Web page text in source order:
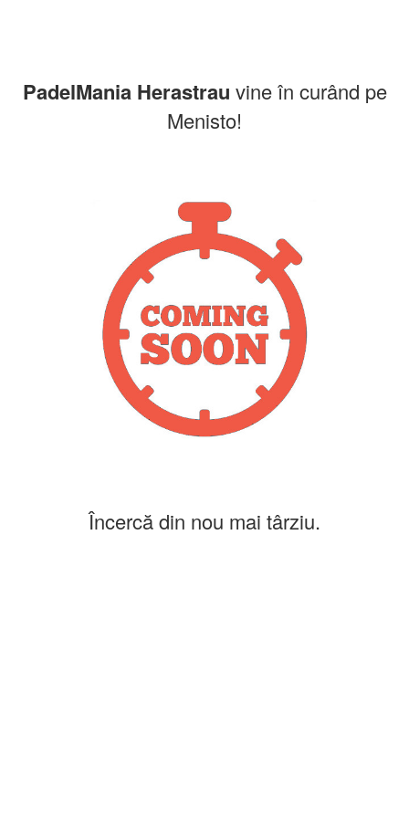
PadelMania Herastrau vine în curând pe
Menisto!
Încercă din nou mai târziu.